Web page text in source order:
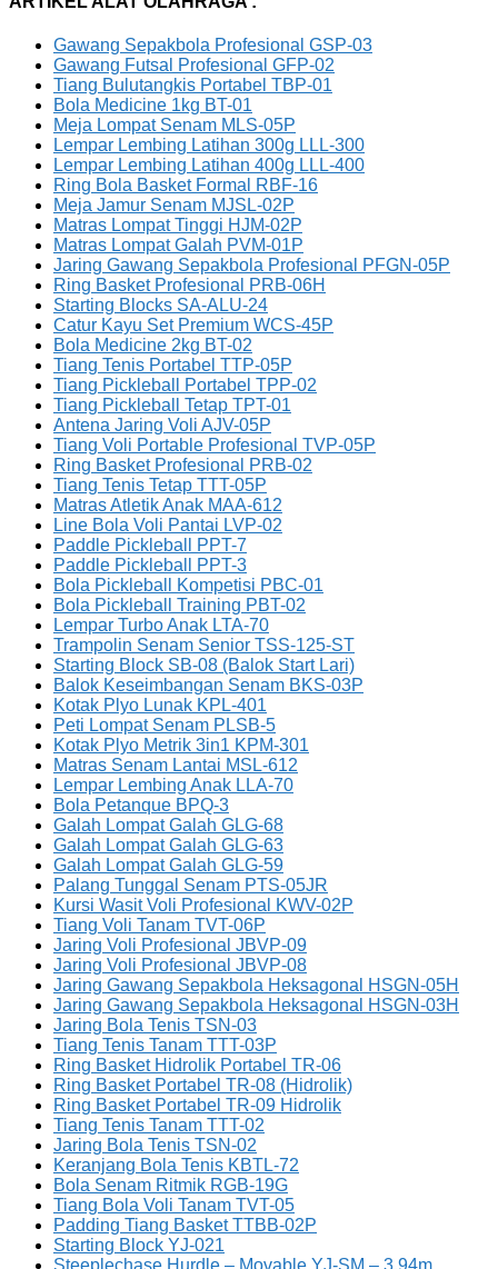
Gawang Sepakbola Profesional GSP-03
Gawang Futsal Profesional GFP-02
Tiang Bulutangkis Portabel TBP-01
Bola Medicine 1kg BT-01
Meja Lompat Senam MLS-05P
Lempar Lembing Latihan 300g LLL-300
Lempar Lembing Latihan 400g LLL-400
Ring Bola Basket Formal RBF-16
Meja Jamur Senam MJSL-02P
Matras Lompat Tinggi HJM-02P
Matras Lompat Galah PVM-01P
Jaring Gawang Sepakbola Profesional PFGN-05P
Ring Basket Profesional PRB-06H
Starting Blocks SA-ALU-24
Catur Kayu Set Premium WCS-45P
Bola Medicine 2kg BT-02
Tiang Tenis Portabel TTP-05P
Tiang Pickleball Portabel TPP-02
Tiang Pickleball Tetap TPT-01
Antena Jaring Voli AJV-05P
Tiang Voli Portable Profesional TVP-05P
Ring Basket Profesional PRB-02
Tiang Tenis Tetap TTT-05P
Matras Atletik Anak MAA-612
Line Bola Voli Pantai LVP-02
Paddle Pickleball PPT-7
Paddle Pickleball PPT-3
Bola Pickleball Kompetisi PBC-01
Bola Pickleball Training PBT-02
Lempar Turbo Anak LTA-70
Trampolin Senam Senior TSS-125-ST
Starting Block SB-08 (Balok Start Lari)
Balok Keseimbangan Senam BKS-03P
Kotak Plyo Lunak KPL-401
Peti Lompat Senam PLSB-5
Kotak Plyo Metrik 3in1 KPM-301
Matras Senam Lantai MSL-612
Lempar Lembing Anak LLA-70
Bola Petanque BPQ-3
Galah Lompat Galah GLG-68
Galah Lompat Galah GLG-63
Galah Lompat Galah GLG-59
Palang Tunggal Senam PTS-05JR
Kursi Wasit Voli Profesional KWV-02P
Tiang Voli Tanam TVT-06P
Jaring Voli Profesional JBVP-09
Jaring Voli Profesional JBVP-08
Jaring Gawang Sepakbola Heksagonal HSGN-05H
Jaring Gawang Sepakbola Heksagonal HSGN-03H
Jaring Bola Tenis TSN-03
Tiang Tenis Tanam TTT-03P
Ring Basket Hidrolik Portabel TR-06
Ring Basket Portabel TR-08 (Hidrolik)
Ring Basket Portabel TR-09 Hidrolik
Tiang Tenis Tanam TTT-02
Jaring Bola Tenis TSN-02
Keranjang Bola Tenis KBTL-72
Bola Senam Ritmik RGB-19G
Tiang Bola Voli Tanam TVT-05
Padding Tiang Basket TTBB-02P
Starting Block YJ-021
Steeplechase Hurdle – Movable YJ-SM – 3,94m